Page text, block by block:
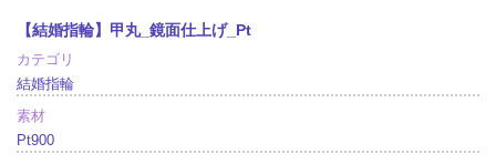
【結婚指輪】甲丸_鏡面仕上げ_Pt
カテゴリ
結婚指輪
素材
Pt900